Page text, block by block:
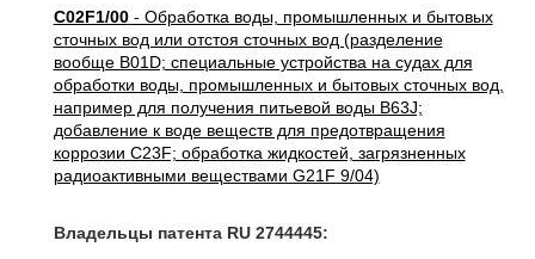
C02F1/00- Обработка воды, промышленных и бытовых
сточных вод или отстоя сточных вод (разделение
вообще B01D; специальные устройства на судах для
обработки воды, промышленных и бытовых сточных вод,
например для получения питьевой воды B63J;
добавление к воде веществ для предотвращения
коррозии C23F; обработка жидкостей, загрязненных
радиоактивными веществами G21F 9/04)
Владельцы патента RU 2744445: